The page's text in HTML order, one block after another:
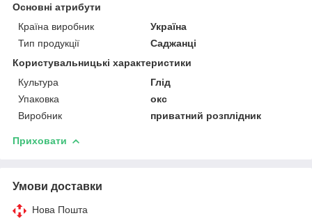
Основні атрибути
Країна виробник
Україна
Тип продукції
Саджанці
Користувальницькі характеристики
Культура
Глід
Упаковка
окс
Виробник
приватний розплідник
Приховати
Умови доставки
Нова Пошта